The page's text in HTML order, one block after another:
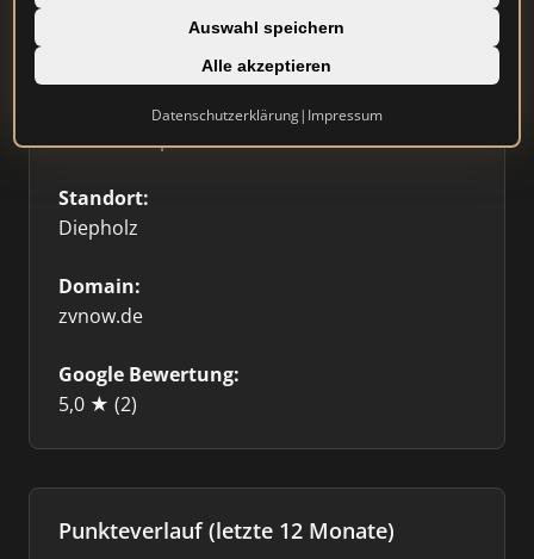
Auswahl speichern
Alle akzeptieren
Datenschutzerklärung| Impressum
⭐ Etabliert
Immobilienplattform
Standort:
Diepholz
Domain:
zvnow.de
Google Bewertung:
5,0 ★ (2)
Punkteverlauf (letzte 12 Monate)